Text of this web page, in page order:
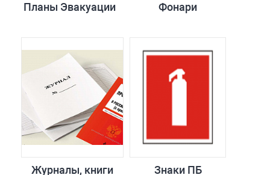
Планы Эвакуации Фонари
Журналы, книги Знаки ПБ